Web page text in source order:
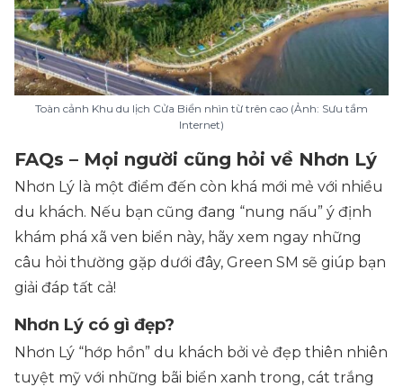
Toàn cảnh Khu du lịch Cửa Biển nhìn từ trên cao (Ảnh: Sưu tầm
Internet)
FAQs – Mọi người cũng hỏi về Nhơn Lý
Nhơn Lý là một điểm đến còn khá mới mẻ với nhiều
du khách. Nếu bạn cũng đang “nung nấu” ý định
khám phá xã ven biển này, hãy xem ngay những
câu hỏi thường gặp dưới đây, Green SM sẽ giúp bạn
giải đáp tất cả!
Nhơn Lý có gì đẹp?
Nhơn Lý “hớp hồn” du khách bởi vẻ đẹp thiên nhiên
tuyệt mỹ với những bãi biển xanh trong, cát trắng